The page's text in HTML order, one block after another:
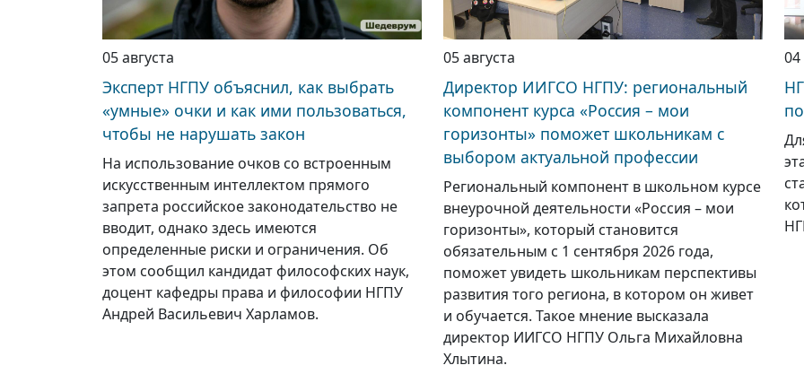
05 августа
Эксперт НГПУ объяснил, как выбрать
«умные» очки и как ими пользоваться,
чтобы не нарушать закон
На использование очков со встроенным
искусственным интеллектом прямого
запрета российское законодательство не
вводит, однако здесь имеются
определенные риски и ограничения. Об
этом сообщил кандидат философских наук,
доцент кафедры права и философии НГПУ
Андрей Васильевич Харламов.
05 августа
Директор ИИГСО НГПУ: региональный
компонент курса «Россия – мои
горизонты» поможет школьникам с
выбором актуальной профессии
Региональный компонент в школьном курсе
внеурочной деятельности «Россия – мои
горизонты», который становится
обязательным с 1 сентября 2026 года,
поможет увидеть школьникам перспективы
развития того региона, в котором он живет
и обучается. Такое мнение высказала
директор ИИГСО НГПУ Ольга Михайловна
Хлытина.
04